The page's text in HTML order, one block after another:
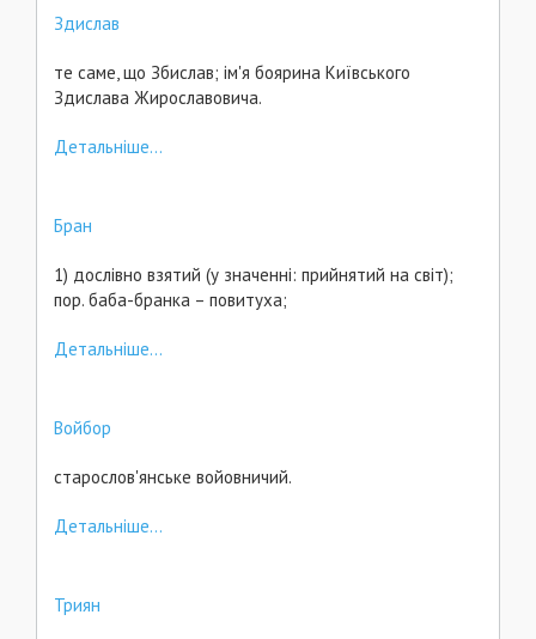
Здислав
те саме, що Збислав; ім'я боярина Київського
Здислава Жирославовича.
Детальніше...
Бран
1) дослівно взятий (у значенні: прийнятий на світ);
пор. баба-бранка – повитуха;
Детальніше...
Войбор
старослов'янське войовничий.
Детальніше...
Триян